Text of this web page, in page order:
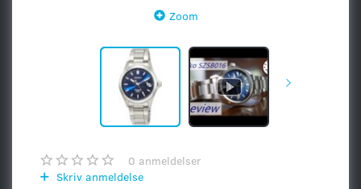
Zoom
0 anmeldelser
Skriv anmeldelse